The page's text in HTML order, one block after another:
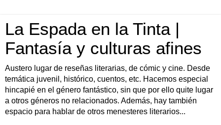
La Espada en la Tinta |
Fantasía y culturas afines
Austero lugar de reseñas literarias, de cómic y cine. Desde
temática juvenil, histórico, cuentos, etc. Hacemos especial
hincapié en el género fantástico, sin que por ello quite lugar
a otros géneros no relacionados. Además, hay también
espacio para hablar de otros menesteres literarios...